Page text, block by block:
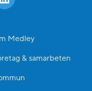
Medley
& samarbeten